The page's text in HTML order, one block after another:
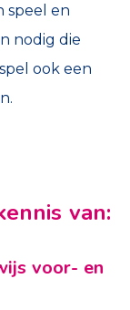
speel en
nodig die
ook een
van:
voor- en